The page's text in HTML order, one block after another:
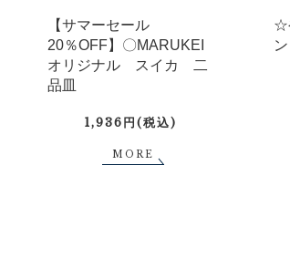
【サマーセール
20％OFF】〇MARUKEI
オリジナル スイカ 二
品皿
1,936円(税込)
MORE
☆